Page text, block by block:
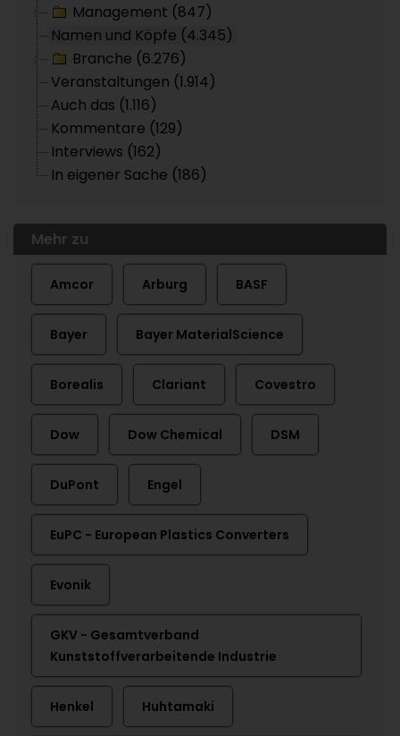
Management (847)
Namen und Köpfe (4.345)
Branche (6.276)
Veranstaltungen (1.914)
Auch das (1.116)
Kommentare (129)
Interviews (162)
In eigener Sache (186)
Mehr zu
Amcor Arburg BASF
Bayer Bayer MaterialScience
Borealis Clariant Covestro
Dow Dow Chemical DSM
DuPont Engel
EuPC - European Plastics Converters
Evonik
GKV - Gesamtverband
Kunststoffverarbeitende Industrie
Henkel Huhtamaki